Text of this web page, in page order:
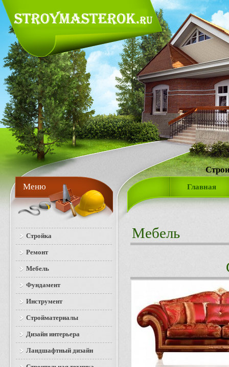
Главная
Мебель
Меню
Стройка
Ремонт
Мебель
Фундамент
Инструмент
Стройматериалы
Дизайн интерьера
Ландшафтный дизайн